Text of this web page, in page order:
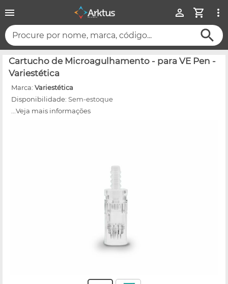
Procure por nome, marca, código...
Cartucho de Microagulhamento - para VE Pen -
Variestética
Marca: Variestética
Disponibilidade: Sem-estoque
...Veja mais informações